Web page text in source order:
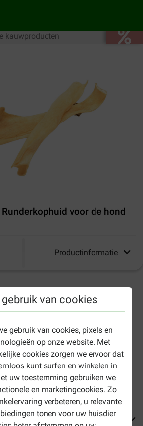
van cookies
gebruik van cookies, pixels en
op onze website. Met
cookies zorgen we ervoor dat
kunt surfen en winkelen in
uw toestemming gebruiken we
en marketingcookies. Zo
verbeteren, u relevante
tonen voor uw huisdier
kauwproducten
voor de hond
Productinformatie
voor de hondis een
geschikt is voor iedere hond.